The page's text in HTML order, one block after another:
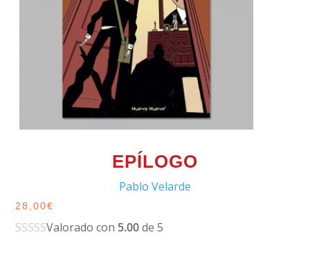
EPÍLOGO
Pablo Velarde
28,00€
Valorado con 5.00de 5